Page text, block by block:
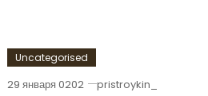
Uncategorised
29 января 0202 pristroykin_